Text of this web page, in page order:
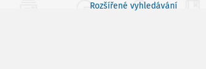
Rozšířené vyhledávání